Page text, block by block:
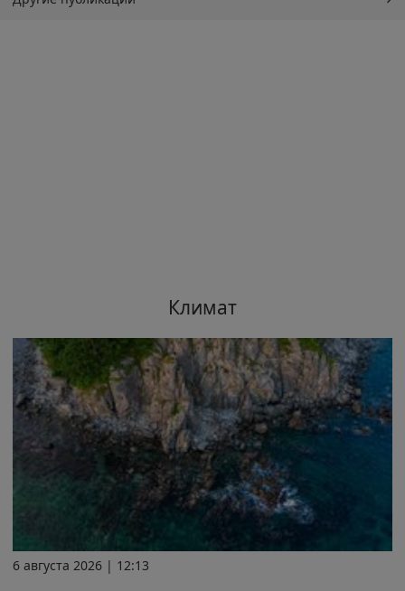
Климат
6 августа 2026 | 12:13